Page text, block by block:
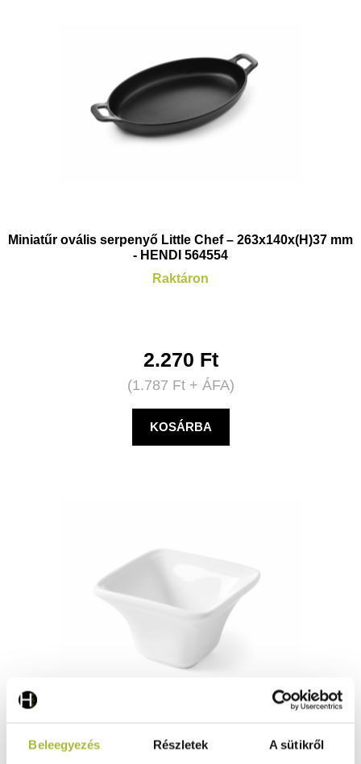
Beleegyezés Részletek A sütikről
Miniatűr ovális serpenyő Little Chef – 263x140x(H)37 mm
- HENDI 564554
Raktáron
2.270 Ft
(1.787 Ft+ ÁFA)
KOSÁRBA